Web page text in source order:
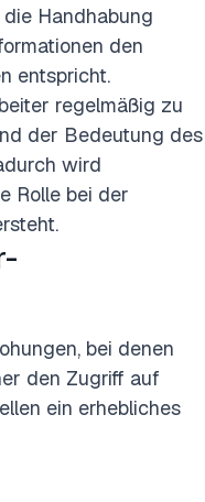
Handhabung
den
entspricht.
regelmäßig zu
der Bedeutung des
wird
Rolle bei der
bei denen
den Zugriff auf
ein erhebliches